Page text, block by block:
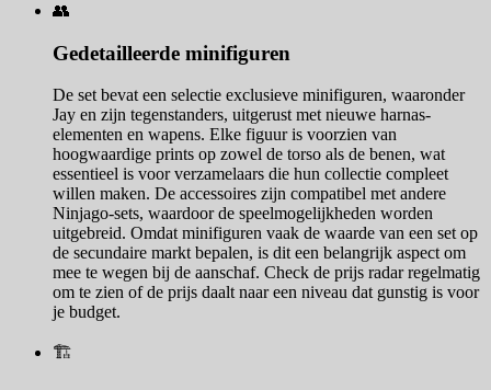
👥
Gedetailleerde minifiguren
De set bevat een selectie exclusieve minifiguren, waaronder
Jay en zijn tegenstanders, uitgerust met nieuwe harnas-
elementen en wapens. Elke figuur is voorzien van
hoogwaardige prints op zowel de torso als de benen, wat
essentieel is voor verzamelaars die hun collectie compleet
willen maken. De accessoires zijn compatibel met andere
Ninjago-sets, waardoor de speelmogelijkheden worden
uitgebreid. Omdat minifiguren vaak de waarde van een set op
de secundaire markt bepalen, is dit een belangrijk aspect om
mee te wegen bij de aanschaf. Check de prijs radar regelmatig
om te zien of de prijs daalt naar een niveau dat gunstig is voor
je budget.
🏗️